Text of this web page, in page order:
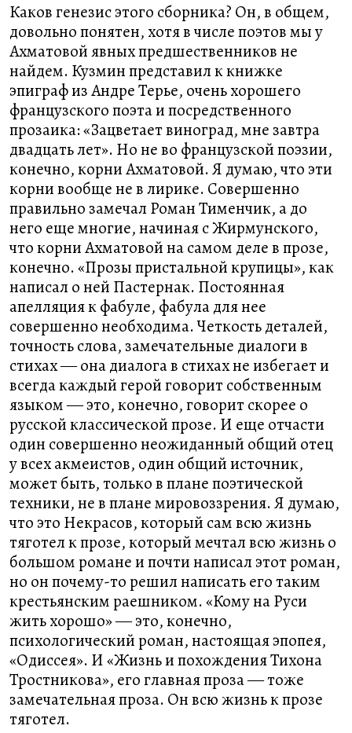
Каков генезис этого сборника? Он, в общем,
довольно понятен, хотя в числе поэтов мы у
Ахматовой явных предшественников не
найдем. Кузмин представил к книжке
эпиграф из Андре Терье, очень хорошего
французского поэта и посредственного
прозаика: «Зацветает виноград, мне завтра
двадцать лет». Но не во французской поэзии,
конечно, корни Ахматовой. Я думаю, что эти
корни вообще не в лирике. Совершенно
правильно замечал Роман Тименчик, а до
него еще многие, начиная с Жирмунского,
что корни Ахматовой на самом деле в прозе,
конечно. «Прозы пристальной крупицы», как
написал о ней Пастернак. Постоянная
апелляция к фабуле, фабула для нее
совершенно необходима. Четкость деталей,
точность слова, замечательные диалоги в
стихах ― она диалога в стихах не избегает и
всегда каждый герой говорит собственным
языком ― это, конечно, говорит скорее о
русской классической прозе. И еще отчасти
один совершенно неожиданный общий отец
у всех акмеистов, один общий источник,
может быть, только в плане поэтической
техники, не в плане мировоззрения. Я думаю,
что это Некрасов, который сам всю жизнь
тяготел к прозе, который мечтал всю жизнь о
большом романе и почти написал этот роман,
но он почему-то решил написать его таким
крестьянским раешником. «Кому на Руси
жить хорошо» ― это, конечно,
психологический роман, настоящая эпопея,
«Одиссея». И «Жизнь и похождения Тихона
Тростникова», его главная проза ― тоже
замечательная проза. Он всю жизнь к прозе
тяготел.